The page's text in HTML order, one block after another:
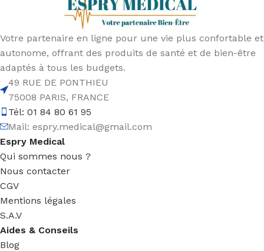
Votre partenaire en ligne pour une vie plus confortable et
autonome, offrant des produits de santé et de bien-être
adaptés à tous les budgets.
49 RUE DE PONTHIEU
75008 PARIS, FRANCE
Tél: 01 84 80 61 95
Mail: espry.medical@gmail.com
Espry Medical
Qui sommes nous ?
Nous contacter
CGV
Mentions légales
S.A.V
Aides & Conseils
Blog